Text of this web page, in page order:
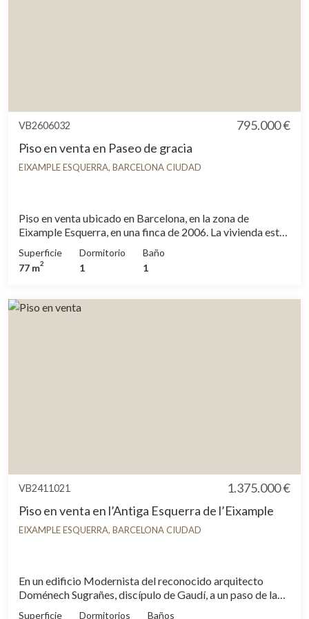
VB2606032
795.000 €
Piso en venta en Paseo de gracia
EIXAMPLE ESQUERRA, BARCELONA CIUDAD
Piso en venta ubicado en Barcelona, en la zona de
Eixample Esquerra, en una finca de 2006. La vivienda está
1 baño. El comedor y el salón están en una misma estancia,
y aparte, la cocina. Totalmente equipada con
están perfectamente aprovechados, y el piso está
orientado a sur y tiene vistas a patio interior de manzana.
Superficie
77 m2
Dormitorio
1
Baño
1
VB2411021
1.375.000 €
Piso en venta en l’Antiga Esquerra de l’Eixample
EIXAMPLE ESQUERRA, BARCELONA CIUDAD
En un edificio Modernista del reconocido arquitecto
Doménech Sugrañes, discípulo de Gaudí, a un paso de la
Superficie
Dormitorios
Baños